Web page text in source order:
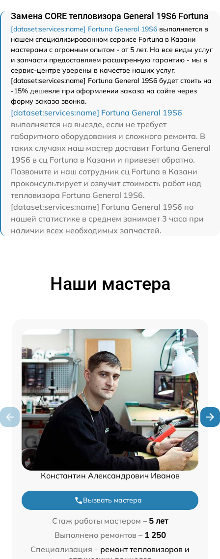
Замена CORE тепловизора General 19S6 Fortuna
[dataset:services:name] Fortuna General 19S6 выполняется в
нашем специализированном сервисе Fortuna в Казани
мастерами с огромным опытом - от 5 лет. На все виды услуг
и запчасти предоставляем расширенную гарантию - мы в
сервис-центре уверены в качестве наших услуг.
[dataset:services:name] Fortuna General 19S6 будет стоить на
-15% дешевле при оформлении заказа на сайте через
форму заказа звонка.
[dataset:services:name] Fortuna General 19S6
выполняется на выезде, если не требует
габаритного оборудования и сложного ремонта. В
таких случаях наш мастер доставит Fortuna General
19S6 в сц Fortuna в Казани и привезет обратно.
Позвоните и наш сотрудник сц Fortuna в Казани
проконсультирует и озвучит стоимость работ над
тепловизора Fortuna General 19S6.
[dataset:services:name] Fortuna General 19S6 по
нашей статистике в среднем занимает 3 часа при
наличии всех необходимых запчастей.
Наши мастера
Константин Александрович Иванов
Вызвать мастера
Стаж работы мастером – 5 лет
Выполнено ремонтов – 1 250
Специализация – ремонт тепловизоров и